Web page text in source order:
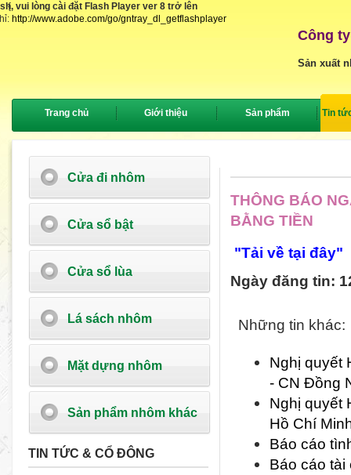
vui lòng cài đặt Flash Player ver 8 trở lên
http://www.adobe.com/go/gntray_dl_getflashplayer
{
Công
Sản xuất
Trang chủ Giới thiệu Sản phẩm Tin
Cửa đi nhôm
Cửa sổ bật
Cửa sổ lùa
Lá sách nhôm
Mặt dựng nhôm
Sản phẩm nhôm khác
TIN TỨC & CỔ ĐÔNG
THÔNG BÁO
BẰNG TIỀN
"Tải về tại đây"
Ngày đăng tin:
Những tin khác:
Nghị quyết
- CN Đồng
Nghị quyết
Hồ Chí
Báo cáo
Báo cáo